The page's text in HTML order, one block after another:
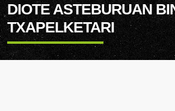
DIOTE ASTEBURUAN
TXAPELKETARI